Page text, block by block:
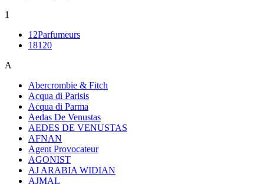
1
12Parfumeurs
18120
A
Abercrombie & Fitch
Acqua di Parisis
Acqua di Parma
Aedas De Venustas
AEDES DE VENUSTAS
AFNAN
Agent Provocateur
AGONIST
AJ ARABIA WIDIAN
AJMAL